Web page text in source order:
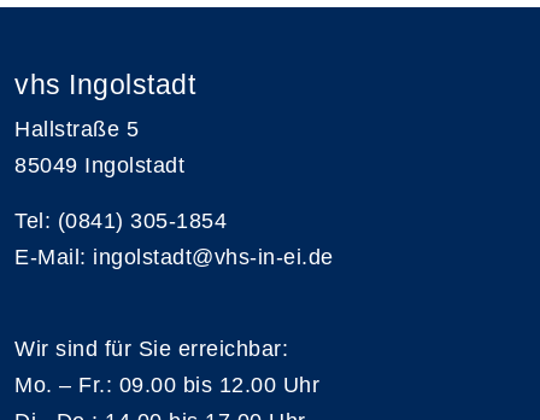
vhs Ingolstadt
Hallstraße 5
85049 Ingolstadt
Tel: (0841) 305-1854
E-Mail: ingolstadt@vhs-in-ei.de
Wir sind für Sie erreichbar:
Mo. – Fr.: 09.00 bis 12.00 Uhr